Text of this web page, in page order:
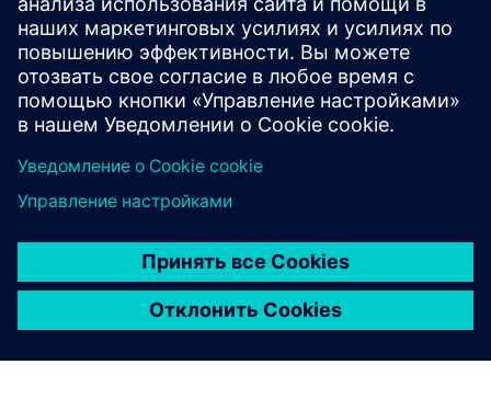
характеристик зданий, сокращения выбросов и
ускорения достижения целей в области
устойчивого развития.